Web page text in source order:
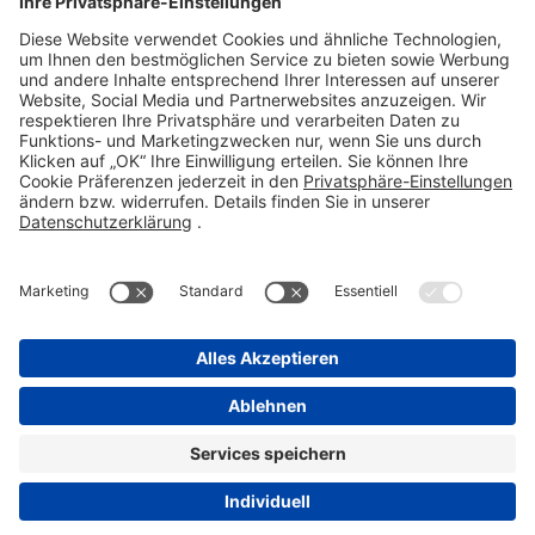
Telefon 06101 603-0
Fax 06101 603-259
info@stada.de
Kontakt
Compliance Reporting Portal ⧉
FOLGEN SIE UNS
Datenschutz